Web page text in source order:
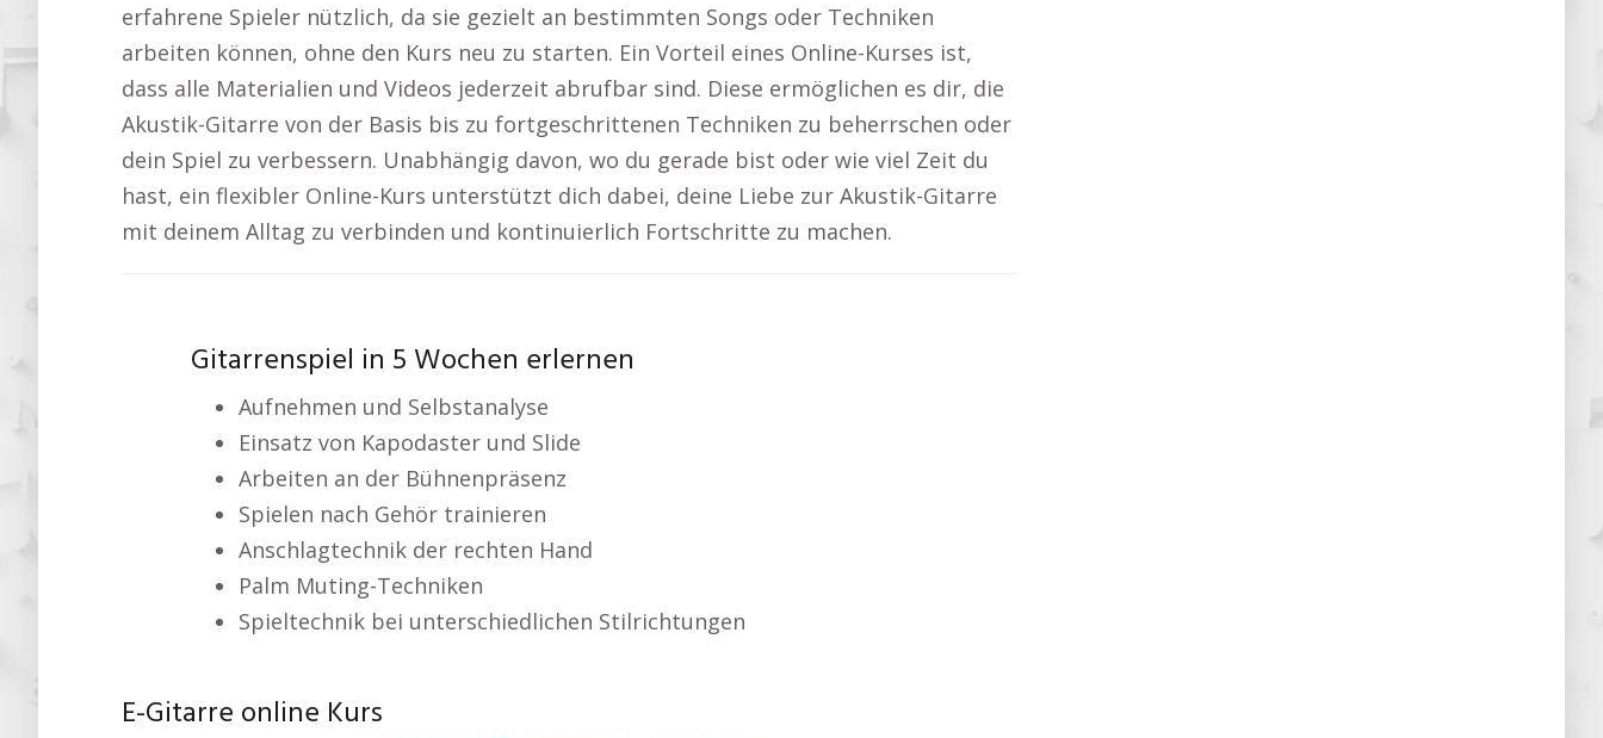
erfahrene Spieler nützlich, da sie gezielt an bestimmten Songs oder Techniken
arbeiten können, ohne den Kurs neu zu starten. Ein Vorteil eines Online-Kurses ist,
dass alle Materialien und Videos jederzeit abrufbar sind. Diese ermöglichen es dir, die
Akustik-Gitarre von der Basis bis zu fortgeschrittenen Techniken zu beherrschen oder
dein Spiel zu verbessern. Unabhängig davon, wo du gerade bist oder wie viel Zeit du
hast, ein flexibler Online-Kurs unterstützt dich dabei, deine Liebe zur Akustik-Gitarre
mit deinem Alltag zu verbinden und kontinuierlich Fortschritte zu machen.
Gitarrenspiel in 5 Wochen erlernen
Aufnehmen und Selbstanalyse
Einsatz von Kapodaster und Slide
Arbeiten an der Bühnenpräsenz
Spielen nach Gehör trainieren
Anschlagtechnik der rechten Hand
Palm Muting-Techniken
Spieltechnik bei unterschiedlichen Stilrichtungen
E-Gitarre online Kurs